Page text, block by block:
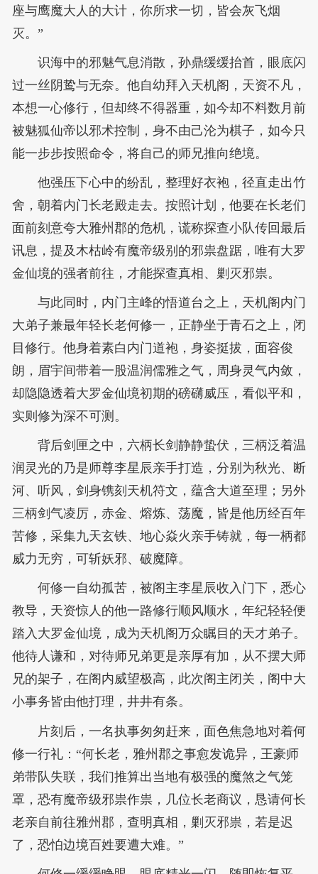
座与鹰魔大人的大计，你所求一切，皆会灰飞烟
灭。”
识海中的邪魅气息消散，孙鼎缓缓抬首，眼底闪
过一丝阴鸷与无奈。他自幼拜入天机阁，天资不凡，
本想一心修行，但却终不得器重，如今却不料数月前
被魅狐仙帝以邪术控制，身不由己沦为棋子，如今只
能一步步按照命令，将自己的师兄推向绝境。
他强压下心中的纷乱，整理好衣袍，径直走出竹
舍，朝着内门长老殿走去。按照计划，他要在长老们
面前刻意夸大雅州郡的危机，谎称探查小队传回最后
讯息，提及木枯岭有魔帝级别的邪祟盘踞，唯有大罗
金仙境的强者前往，才能探查真相、剿灭邪祟。
与此同时，内门主峰的悟道台之上，天机阁内门
大弟子兼最年轻长老何修一，正静坐于青石之上，闭
目修行。他身着素白内门道袍，身姿挺拔，面容俊
朗，眉宇间带着一股温润儒雅之气，周身灵气内敛，
却隐隐透着大罗金仙境初期的磅礴威压，看似平和，
实则修为深不可测。
背后剑匣之中，六柄长剑静静蛰伏，三柄泛着温
润灵光的乃是师尊李星辰亲手打造，分别为秋光、断
河、听风，剑身镌刻天机符文，蕴含大道至理；另外
三柄剑气凌厉，赤金、熔炼、荡魔，皆是他历经百年
苦修，采集九天玄铁、地心焱火亲手铸就，每一柄都
威力无穷，可斩妖邪、破魔障。
何修一自幼孤苦，被阁主李星辰收入门下，悉心
教导，天资惊人的他一路修行顺风顺水，年纪轻轻便
踏入大罗金仙境，成为天机阁万众瞩目的天才弟子。
他待人谦和，对待师兄弟更是亲厚有加，从不摆大师
兄的架子，在阁内威望极高，此次阁主闭关，阁中大
小事务皆由他打理，井井有条。
片刻后，一名执事匆匆赶来，面色焦急地对着何
修一行礼：“何长老，雅州郡之事愈发诡异，王豪师
弟带队失联，我们推算出当地有极强的魔煞之气笼
罩，恐有魔帝级邪祟作祟，几位长老商议，恳请何长
老亲自前往雅州郡，查明真相，剿灭邪祟，若是迟
了，恐怕边境百姓要遭大难。”